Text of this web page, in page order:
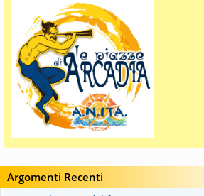
Argomenti Recenti